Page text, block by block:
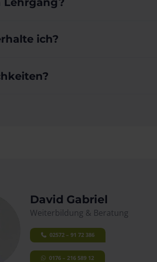
ich?
David Gabriel
Weiterbildung & Beratung
02572 – 91 72 386
0176 – 216 589 12